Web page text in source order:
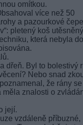
omítkou.
více než 50
a pazourkové
pletený koš utěsněný
která nebyla
dřeň. Byl to bolestivý
Nebo snad
že rány se
měla znalosti o
její.
vzdáleně příbuzné,